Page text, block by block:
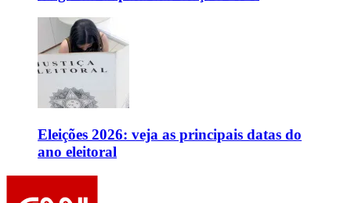
Eleições 2026: veja as principais datas do
ano eleitoral